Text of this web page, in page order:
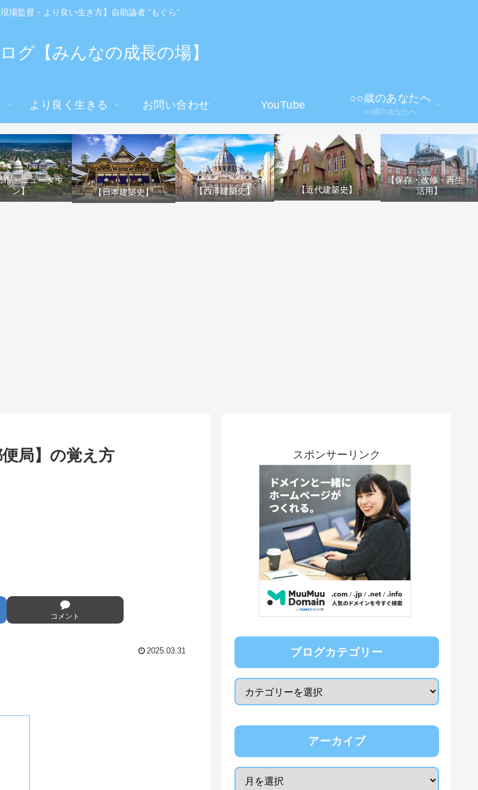
現場監督・より良い生き方】自助論者 ”もぐら”
グ【みんなの成長の場】
より良く生きる お問い合わせ YouTube
○○歳のあなたへ
○○歳のあなたへ
市・ニュータウ
ン】
【日本建築史】 【西洋建築史】 【近代建築史】
【保存・改修・再生・
活用】
局】の覚え方
コメント
2025.03.31
スポンサーリンク
ブログカテゴリー
アーカイブ